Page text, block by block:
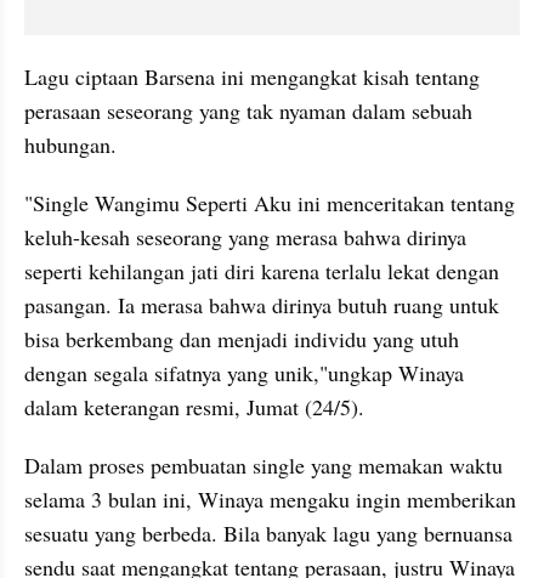
Lagu ciptaan Barsena ini mengangkat kisah tentang
perasaan seseorang yang tak nyaman dalam sebuah
hubungan.
"Single Wangimu Seperti Aku ini menceritakan tentang
keluh-kesah seseorang yang merasa bahwa dirinya
seperti kehilangan jati diri karena terlalu lekat dengan
pasangan. Ia merasa bahwa dirinya butuh ruang untuk
bisa berkembang dan menjadi individu yang utuh
dengan segala sifatnya yang unik,"ungkap Winaya
dalam keterangan resmi, Jumat (24/5).
Dalam proses pembuatan single yang memakan waktu
selama 3 bulan ini, Winaya mengaku ingin memberikan
sesuatu yang berbeda. Bila banyak lagu yang bernuansa
sendu saat mengangkat tentang perasaan, justru Winaya